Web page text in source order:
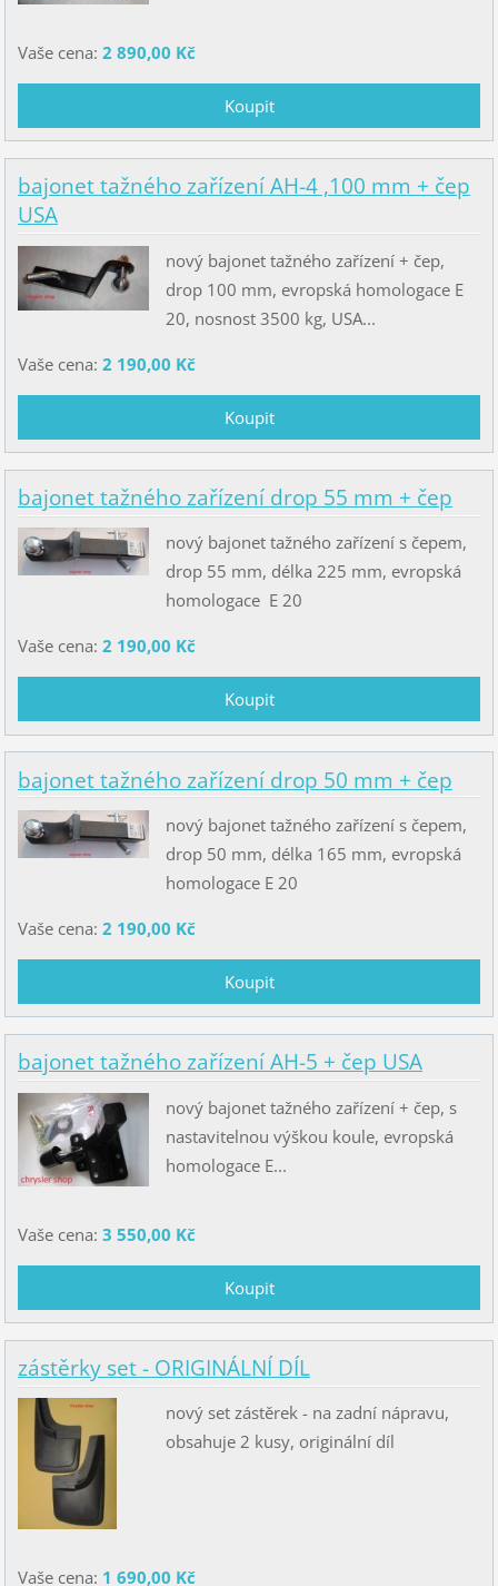
Vaše cena: 2 890,00 Kč
bajonet tažného zařízení AH-4 ,100 mm + čep
USA
nový bajonet tažného zařízení + čep,
drop 100 mm, evropská homologace E
20, nosnost 3500 kg, USA...
Vaše cena: 2 190,00 Kč
bajonet tažného zařízení drop 55 mm + čep
nový bajonet tažného zařízení s čepem,
drop 55 mm, délka 225 mm, evropská
homologace E 20
Vaše cena: 2 190,00 Kč
bajonet tažného zařízení drop 50 mm + čep
nový bajonet tažného zařízení s čepem,
drop 50 mm, délka 165 mm, evropská
homologace E 20
Vaše cena: 2 190,00 Kč
bajonet tažného zařízení AH-5 + čep USA
nový bajonet tažného zařízení + čep, s
nastavitelnou výškou koule, evropská
homologace E...
Vaše cena: 3 550,00 Kč
zástěrky set - ORIGINÁLNÍ DÍL
nový set zástěrek - na zadní nápravu,
obsahuje 2 kusy, originální díl
Vaše cena: 1 690,00 Kč